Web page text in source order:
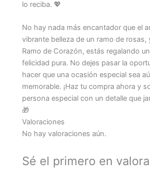
lo reciba. 💖
No hay nada más encantador que el
vibrante belleza de un ramo de rosas,
Ramo de Corazón, estás regalando
felicidad pura. No dejes pasar la
hacer que una ocasión especial sea
memorable. ¡Haz tu compra ahora y
persona especial con un detalle que
🎁
Valoraciones
No hay valoraciones aún.
Sé el primero en